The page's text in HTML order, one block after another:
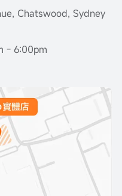
Chatswood, Sydney
- 6:00pm